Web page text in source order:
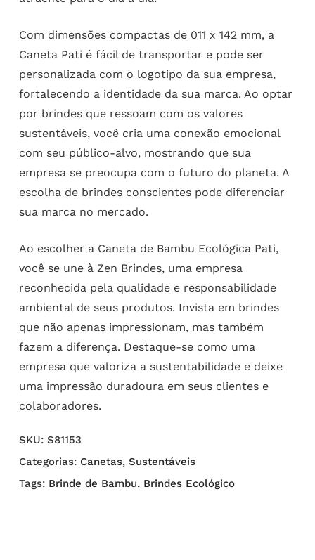
Com dimensões compactas de 011 x 142 mm, a
Caneta Pati é fácil de transportar e pode ser
personalizada com o logotipo da sua empresa,
fortalecendo a identidade da sua marca. Ao optar
por brindes que ressoam com os valores
sustentáveis, você cria uma conexão emocional
com seu público-alvo, mostrando que sua
empresa se preocupa com o futuro do planeta. A
escolha de brindes conscientes pode diferenciar
sua marca no mercado.
Ao escolher a Caneta de Bambu Ecológica Pati,
você se une à Zen Brindes, uma empresa
reconhecida pela qualidade e responsabilidade
ambiental de seus produtos. Invista em brindes
que não apenas impressionam, mas também
fazem a diferença. Destaque-se como uma
empresa que valoriza a sustentabilidade e deixe
uma impressão duradoura em seus clientes e
colaboradores.
SKU: S81153
Categorias: Canetas, Sustentáveis
Tags: Brinde de Bambu, Brindes Ecológico